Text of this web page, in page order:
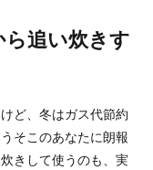
変化が激しい湿度です
効果とは？寝つき
しを
追い炊きす
ど、冬はガス代節約
そこのあなたに朗報
きして使うのも、実